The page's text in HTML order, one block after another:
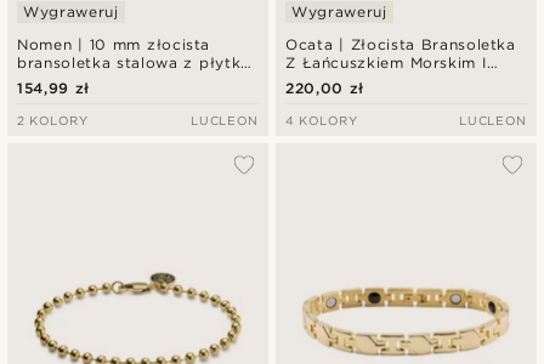
Nomen | 10 mm złocista
bransoletka stalowa z płytką
ID
Wygraweruj
154,99 zł
2 KOLORY LUCLEON
Ocata | Złocista Bransoletka
Z Łańcuszkiem Morskim I
Perłami
Wygraweruj
220,00 zł
4 KOLORY LUCLEON